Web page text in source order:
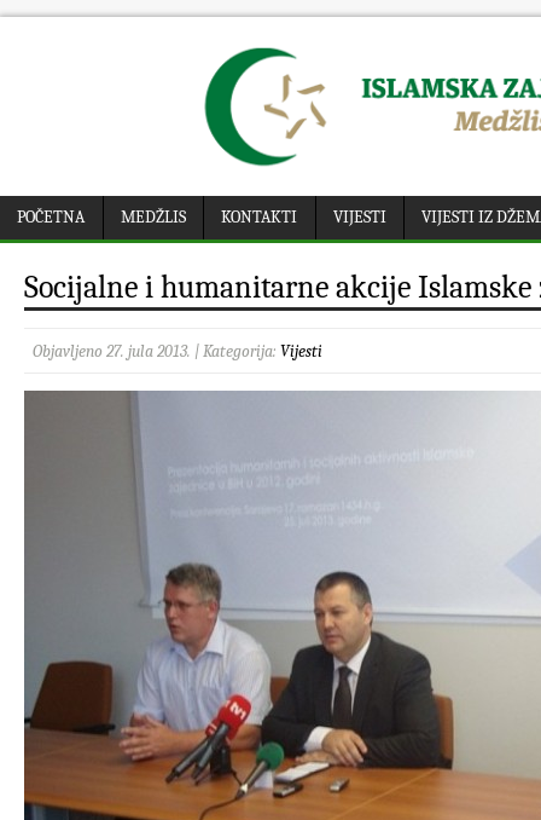
POČETNA MEDŽLIS KONTAKTI VIJESTI VIJESTI IZ
Socijalne i humanitarne akcije Islamske
Objavljeno 27. jula 2013. | Kategorija: Vijesti